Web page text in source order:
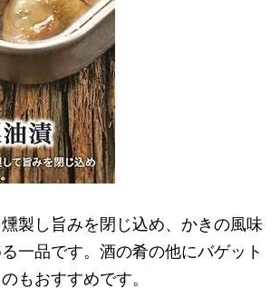
製し旨みを閉じ込め、かきの風味
一品です。酒の肴の他にバゲット
もおすすめです。